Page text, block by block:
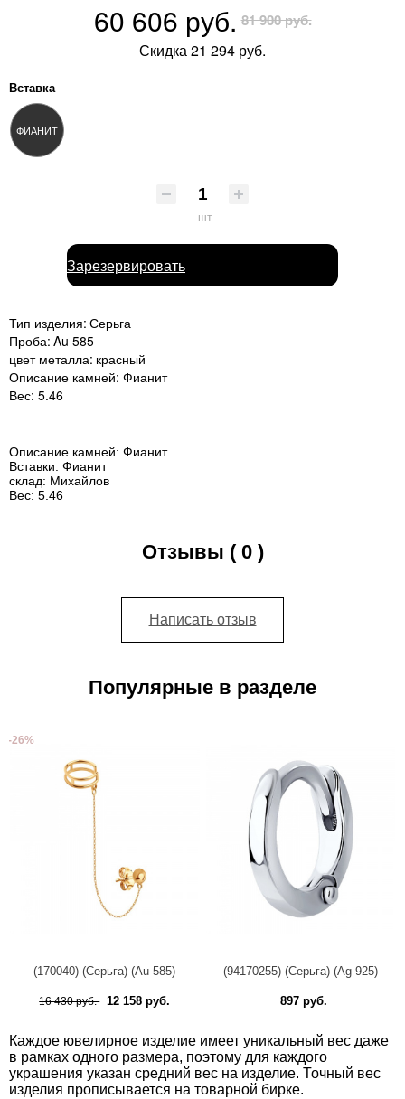
60 606 руб. 81 900 руб.
Скидка 21 294 руб.
Вставка
ФИАНИТ
шт
Зарезервировать
Тип изделия: Серьга
Проба: Au 585
цвет металла: красный
Описание камней: Фианит
Вес: 5.46
Описание камней: Фианит
Вставки: Фианит
склад: Михайлов
Вес: 5.46
Отзывы ( 0 )
Написать отзыв
Популярные в разделе
-26%
(170040) (Серьга) (Au 585)
16 430 руб. 12 158 руб.
(94170255) (Серьга) (Ag 925)
897 руб.
Каждое ювелирное изделие имеет уникальный вес даже
в рамках одного размера, поэтому для каждого
украшения указан средний вес на изделие. Точный вес
изделия прописывается на товарной бирке.